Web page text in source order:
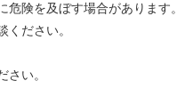
険を及ぼす場合があります。
ださい。
い。